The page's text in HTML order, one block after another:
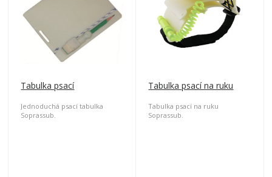
Tabulka psací
Jednoduchá psací tabulka
Soprassub.
Tabulka psací na ruku
Tabulka psací na ruku
Soprassub.